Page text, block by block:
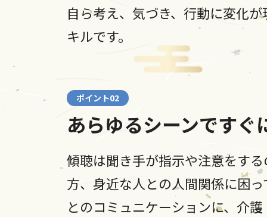
自ら考え、気づき、行動に変化
キルです。
ポイント02
あらゆるシーンですぐ
傾聴は聞き手が指示や注意をす
方、身近な人との人間関係に困
とのコミュニケーションに、介